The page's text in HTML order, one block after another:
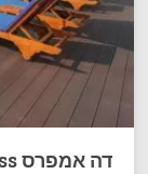
דה אמפרס The Empress